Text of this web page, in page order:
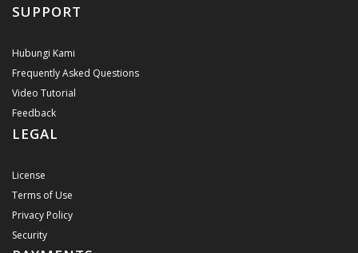
SUPPORT
Hubungi Kami
Frequently Asked Questions
Video Tutorial
Feedback
LEGAL
License
Terms of Use
Privacy Policy
Security